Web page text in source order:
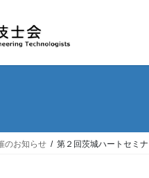
のお知らせ 第２回茨城ハートセミナ